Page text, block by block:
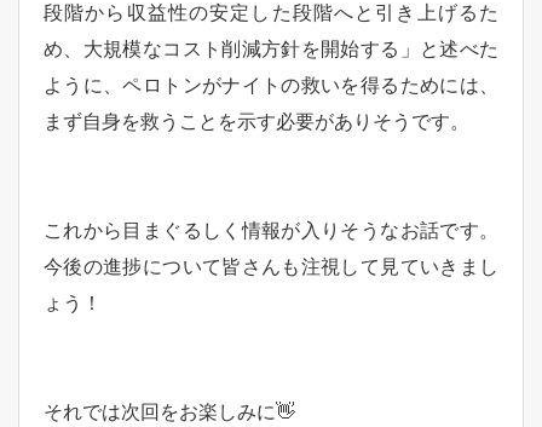
段階から収益性の安定した段階へと引き上げるた
め、大規模なコスト削減方針を開始する」と述べた
ように、ペロトンがナイトの救いを得るためには、
まず自身を救うことを示す必要がありそうです。
これから目まぐるしく情報が入りそうなお話です。
今後の進捗について皆さんも注視して見ていきまし
ょう！
それでは次回をお楽しみに👋